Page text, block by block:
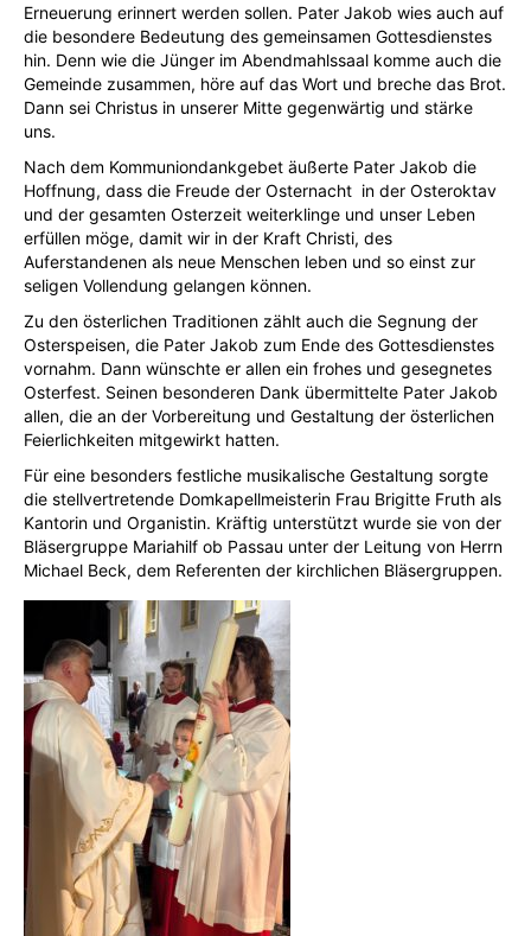
Erneuerung erinnert werden sollen. Pater Jakob wies auch auf
die besondere Bedeutung des gemeinsamen Gottesdienstes
hin. Denn wie die Jünger im Abendmahlssaal komme auch die
Gemeinde zusammen, höre auf das Wort und breche das Brot.
Dann sei Christus in unserer Mitte gegenwärtig und stärke
uns.
Nach dem Kommuniondankgebet äußerte Pater Jakob die
Hoffnung, dass die Freude der Osternacht in der Osteroktav
und der gesamten Osterzeit weiterklinge und unser Leben
erfüllen möge, damit wir in der Kraft Christi, des
Auferstandenen als neue Menschen leben und so einst zur
seligen Vollendung gelangen können.
Zu den österlichen Traditionen zählt auch die Segnung der
Osterspeisen, die Pater Jakob zum Ende des Gottesdienstes
vornahm. Dann wünschte er allen ein frohes und gesegnetes
Osterfest. Seinen besonderen Dank übermittelte Pater Jakob
allen, die an der Vorbereitung und Gestaltung der österlichen
Feierlichkeiten mitgewirkt hatten.
Für eine besonders festliche musikalische Gestaltung sorgte
die stellvertretende Domkapellmeisterin Frau Brigitte Fruth als
Kantorin und Organistin. Kräftig unterstützt wurde sie von der
Bläsergruppe Mariahilf ob Passau unter der Leitung von Herrn
Michael Beck, dem Referenten der kirchlichen Bläsergruppen.